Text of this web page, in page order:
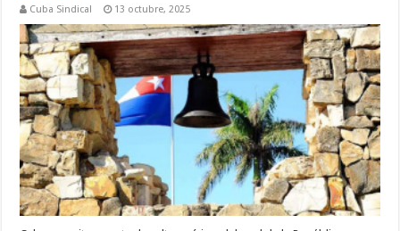
Cuba Sindical 13 octubre, 2025